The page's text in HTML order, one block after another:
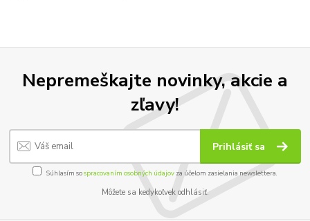
Nepremeškajte novinky, akcie a
zľavy!
Prihlásiť sa
Súhlasím sospracovaním osobných údajov za účelom zasielania newslettera.
Môžete sa kedykoľvek odhlásiť.